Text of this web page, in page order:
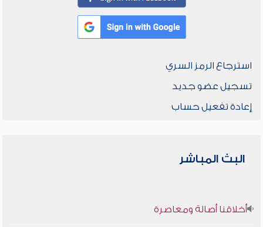
استرجاع الرمز السري
تسجيل عضو جديد
إعادة تفعيل حساب
البث المباشر
أخلاقنا أصالة ومعاصرة